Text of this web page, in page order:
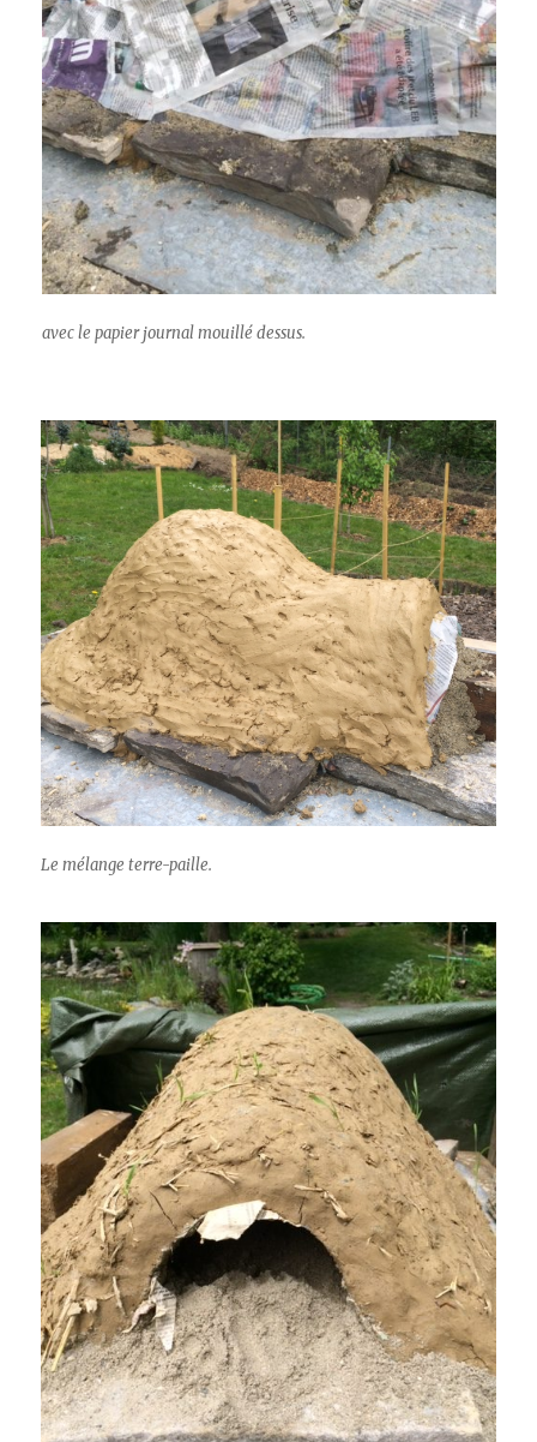
avec le papier journal mouillé dessus.
Le mélange terre-paille.